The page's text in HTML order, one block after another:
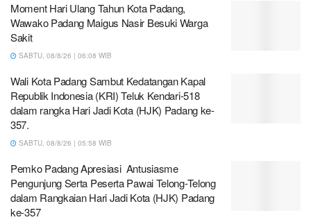
Moment Hari Ulang Tahun Kota Padang,
Wawako Padang Maigus Nasir Besuki Warga
Sakit
SABTU, 08/8/26 | 06:08 WIB
Wali Kota Padang Sambut Kedatangan Kapal
Republik Indonesia (KRI) Teluk Kendari-518
dalam rangka Hari Jadi Kota (HJK) Padang ke-
357.
SABTU, 08/8/26 | 05:58 WIB
Pemko Padang Apresiasi Antusiasme
Pengunjung Serta Peserta Pawai Telong-Telong
dalam Rangkaian Hari Jadi Kota (HJK) Padang
ke-357